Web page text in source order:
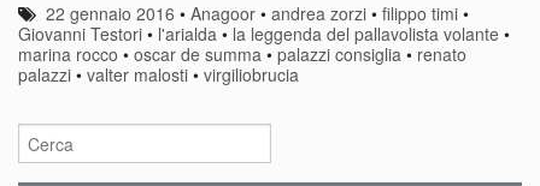
22 gennaio 2016 •Anagoor •andrea zorzi •filippo timi •
Giovanni Testori • l'arialda • la leggenda del pallavolista volante •
marina rocco • oscar de summa • palazzi consiglia • renato
palazzi • valter malosti • virgiliobrucia